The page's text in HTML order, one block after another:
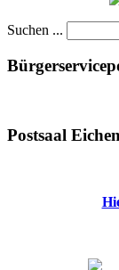
Suchen ...
Postsaal